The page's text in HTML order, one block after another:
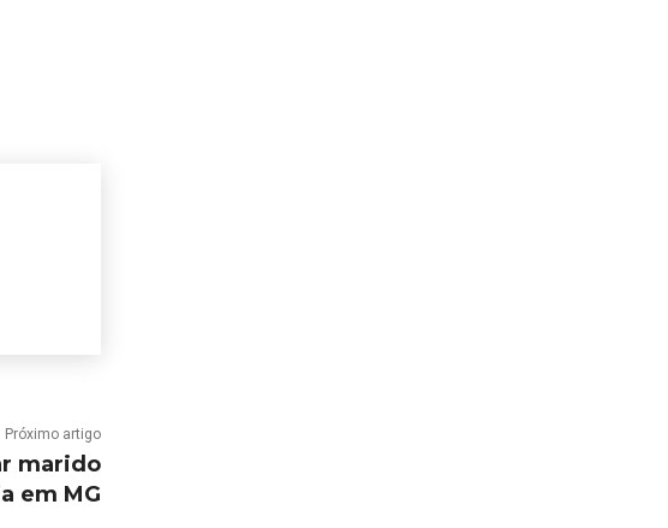
Próximo artigo
marido
em MG